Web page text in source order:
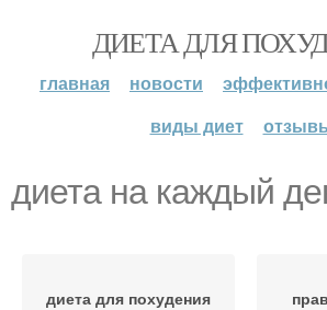
ДИЕТА ДЛЯ
главная новости
виды диет
диета на каждый
диета для похудения